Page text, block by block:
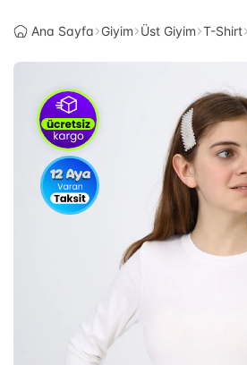
Ana Sayfa Giyim Üst Giyim T-Shirt